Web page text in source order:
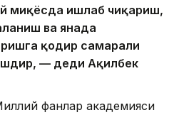
миқёсда ишлаб чиқариш,
ва янада
қодир самарали
— деди Ақилбек
фанлар академияси